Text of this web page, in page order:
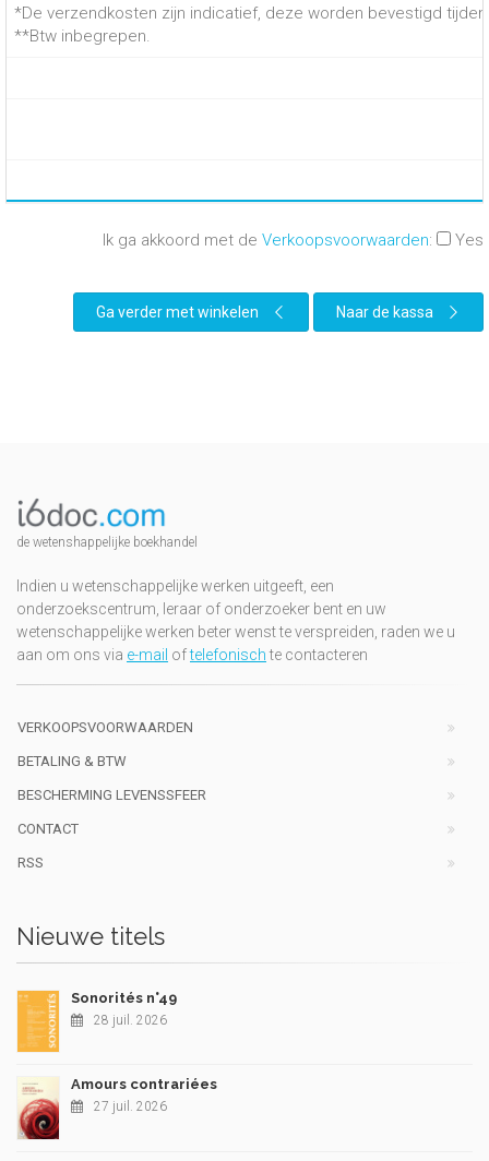
*De verzendkosten zijn indicatief, deze worden bevestigd
**Btw inbegrepen.
Ik ga akkoord met de Verkoopsvoorwaarden: Yes
Ga verder met winkelen Naar de kassa
de wetenshappelijke boekhandel
Indien u wetenschappelijke werken uitgeeft, een
onderzoekscentrum, leraar of onderzoeker bent en uw
wetenschappelijke werken beter wenst te verspreiden, raden we u
aan om ons via e-mail oftelefonischte contacteren
VERKOOPSVOORWAARDEN
BETALING & BTW
BESCHERMING LEVENSSFEER
CONTACT
RSS
Nieuwe titels
Sonorités n°49
28 juil. 2026
Amours contrariées
27 juil. 2026